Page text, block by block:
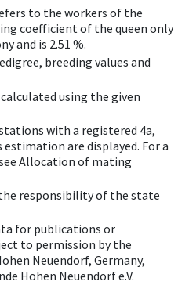
to the workers of the
coefficient of the queen only
and is 2.51 %.
breeding values and
using the given
with a registered 4a,
are displayed. For a
Allocation of mating
responsibility of the state
for publications or
to permission by the
Neuendorf, Germany,
Hohen Neuendorf e.V.